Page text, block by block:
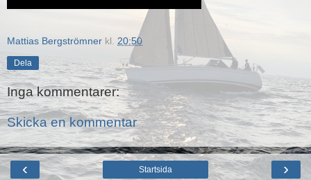
Mattias Bergströmner kl. 20:50
Dela
Inga kommentarer:
Skicka en kommentar
‹ ›
Startsida